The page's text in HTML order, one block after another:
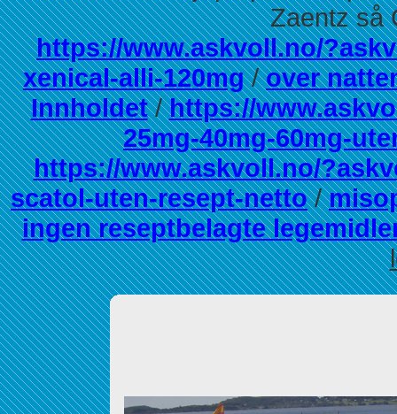
Zaentz så
https://www.askvoll.no/
xenical-alli-120mg/over
Innholdet/https://
25mg-40mg-60mg-
https://www.askvoll.no/
scatol-uten-resept-netto/
ingen reseptbelagte